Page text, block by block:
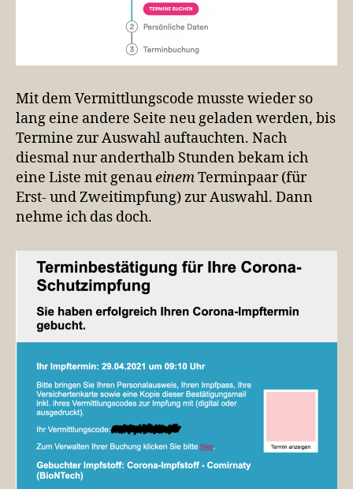
Mit dem Vermittlungscode musste wieder so
lang eine andere Seite neu geladen werden, bis
Termine zur Auswahl auftauchten. Nach
diesmal nur anderthalb Stunden bekam ich
eine Liste mit genaueinemTerminpaar (für
Erst- und Zweitimpfung) zur Auswahl. Dann
nehme ich das doch.